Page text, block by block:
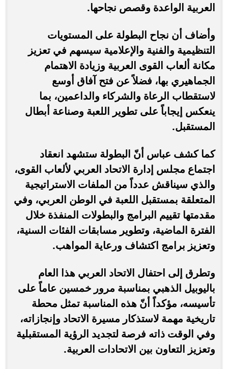
العربية الواعدة وقصص نجاحها.
وأضاف أن نجاح البطولة على المستويات
التنظيمية والفنية والإعلامية سيسهم في تعزيز
مكانة ألعاب القوى العربية وزيادة الاهتمام
الجماهيري بها، فضلاً عن فتح آفاق أوسع
لاستقطاب الرعاة والشركاء والداعمين، بما
ينعكس إيجاباً على تطوير اللعبة وصناعة أبطال
المستقبل.
كما كشف عباس أنّ البطولة ستشهد انعقاد
اجتماع مجلس إدارة الاتحاد العربي لألعاب القوى،
والذي سيناقش عدداً من الملفات الاستراتيجية
المتعلقة بمستقبل اللعبة في الوطن العربي، وفي
مقدمتها تقييم البرامج والبطولات المنفذة خلال
الفترة الماضية، وتطوير مسابقات الفئات السنية،
وتعزيز برامج اكتشاف ورعاية المواهب.
وتطرق إلى احتفال الاتحاد العربي هذا العام
باليوبيل الذهبي بمناسبة مرور خمسين عاماً على
تأسيسه، مؤكداً أنّ هذه المناسبة تمثل محطة
تاريخية مهمة لاستذكار مسيرة الاتحاد وإنجازاته،
وفي الوقت ذاته فرصة لتجديد الرؤية المستقبلية
وتعزيز التعاون بين الاتحادات العربية.